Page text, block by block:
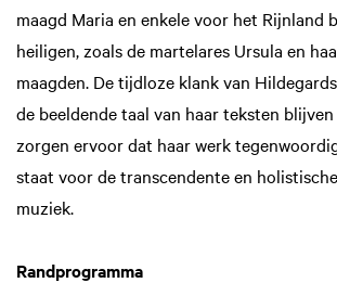
maagd Maria en enkele voor het Rijnland
heiligen, zoals de martelares Ursula en
maagden. De tijdloze klank van
de beeldende taal van haar teksten
zorgen ervoor dat haar werk
staat voor de transcendente en
muziek.
Randprogramma